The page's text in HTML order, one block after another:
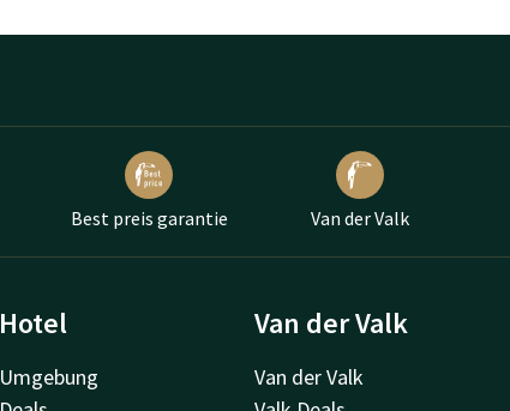
Best preis garantie Van der Valk
Hotel
Umgebung
Van der Valk
Van der Valk